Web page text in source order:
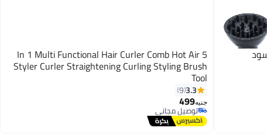
5 In 1 Multi Functional Hair Curler Comb Hot Air
Styler Curler Straightening Curling Styling Brush
Tool
3.3
9
جنيه499
توصيل مجاني
توصيل مجاني